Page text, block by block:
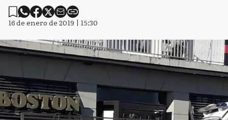
16 de enero de 2019 | 15:30